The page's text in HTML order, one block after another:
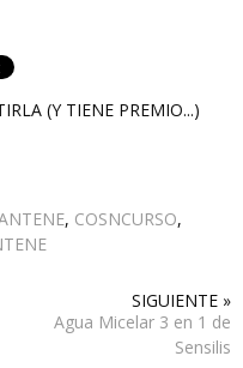
(Y TIENE PREMIO...)
, COSNCURSO,
SIGUIENTE »
Agua Micelar 3 en 1 de
Sensilis